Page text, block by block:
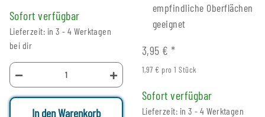
Sofort verfügbar
Lieferzeit: in 3 - 4 Werktagen
bei dir
In den Warenkorb
empfindliche Oberflächen
geeignet
3,95 €*
1,97 € pro 1 Stück
Sofort verfügbar
Lieferzeit: in 3 - 4 Werktagen